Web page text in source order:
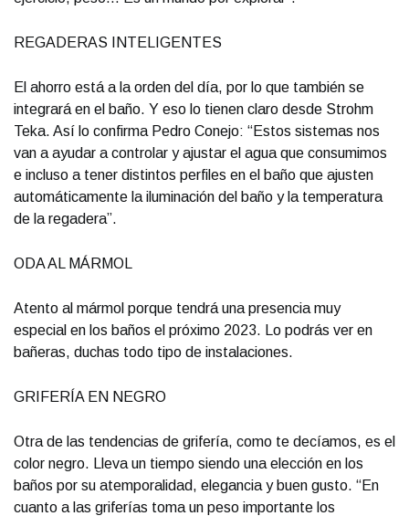
REGADERAS INTELIGENTES
El ahorro está a la orden del día, por lo que también se
integrará en el baño. Y eso lo tienen claro desde Strohm
Teka. Así lo confirma Pedro Conejo: “Estos sistemas nos
van a ayudar a controlar y ajustar el agua que consumimos
e incluso a tener distintos perfiles en el baño que ajusten
automáticamente la iluminación del baño y la temperatura
de la regadera”.
ODA AL MÁRMOL
Atento al mármol porque tendrá una presencia muy
especial en los baños el próximo 2023. Lo podrás ver en
bañeras, duchas todo tipo de instalaciones.
GRIFERÍA EN NEGRO
Otra de las tendencias de grifería, como te decíamos, es el
color negro. Lleva un tiempo siendo una elección en los
baños por su atemporalidad, elegancia y buen gusto. “En
cuanto a las griferías toma un peso importante los